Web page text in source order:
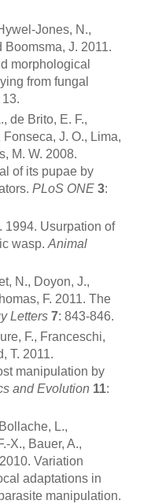
Jones, N.,
Boomsma, J. 2011.
morphological
from fungal
13.
de Brito, E. F.,
J. O., Lima,
M. W. 2008.
of its pupae by
PLoS ONE 3:
1994. Usurpation of
wasp. Animal
N., Doyon, J.,
F. 2011. The
Letters 7: 843-846.
F., Franceschi,
T. 2011.
manipulation by
and Evolution 11:
L.,
X., Bauer, A.,
Variation
adaptations in
manipulation.